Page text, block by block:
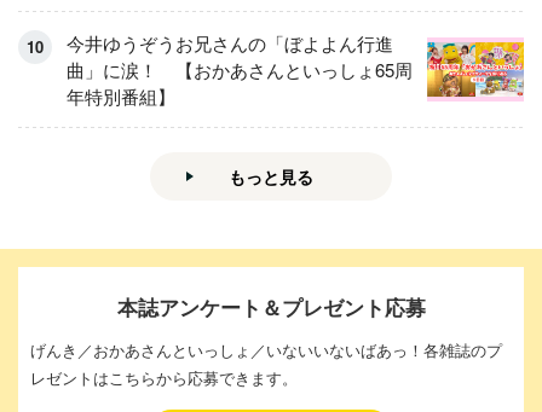
今井ゆうぞうお兄さんの「ぼよよん行進
曲」に涙！ 【おかあさんといっしょ65周
年特別番組】
もっと見る
本誌アンケート＆プレゼント応募
げんき／おかあさんといっしょ／いないいないばあっ！各雑誌のプ
レゼントはこちらから応募できます。